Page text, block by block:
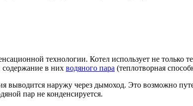
технологии. Котел использует не только
содержание в них водяного пара (теплотворная
выводится наружу через дымоход. Это возможно
пар не конденсируется.